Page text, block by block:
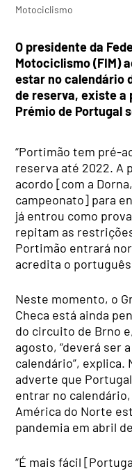
Motociclismo
O presidente da
Motociclismo (FIM)
estar no calendário
de reserva, existe a
Prémio de Portugal
“Portimão tem pré-
reserva até 2022. A
acordo [com a
campeonato] para
já entrou como
repitam as
Portimão entrará
acredita o
Neste momento, o
Checa está ainda
do circuito de Brno
agosto, “deverá ser
calendário”,
adverte que
entrar no
América do Norte
pandemia em abril
“É mais fácil